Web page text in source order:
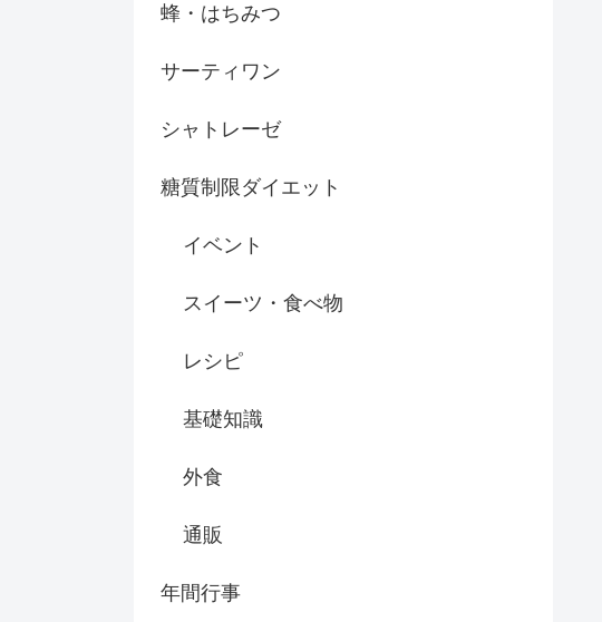
蜂・はちみつ
サーティワン
シャトレーゼ
糖質制限ダイエット
イベント
スイーツ・食べ物
レシピ
基礎知識
外食
通販
年間行事